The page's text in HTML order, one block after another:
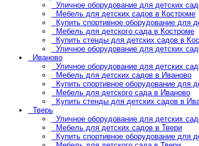
Уличное оборудование для детских
Мебель для детских садов в Костроме
Купить спортивное оборудование для
Мебель для детского сада в Костроме
Купить стенды для детских садов в
Уличное оборудование для детских
Иваново
Уличное оборудование для детских
Мебель для детских садов в Иваново
Купить спортивное оборудование для
Мебель для детского сада в Иваново
Купить стенды для детских садов в
Тверь
Уличное оборудование для детских
Мебель для детских садов в Твери
Купить спортивное оборудование для